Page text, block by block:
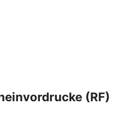
(RF)